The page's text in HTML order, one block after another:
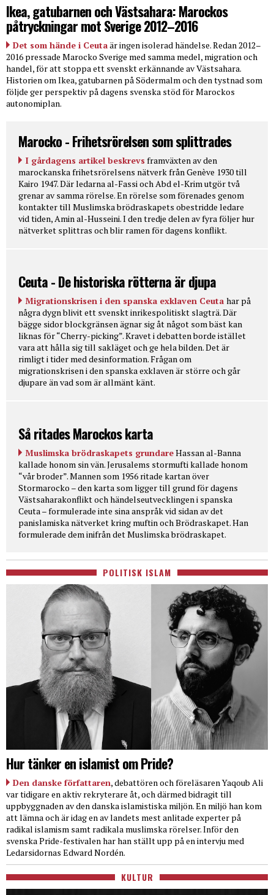
Ikea, gatubarnen och Västsahara: Marockos
påtryckningar mot Sverige 2012–2016
Det som hände i Ceutaär ingen isolerad händelse. Redan 2012–
2016 pressade Marocko Sverige med samma medel, migration och
handel, för att stoppa ett svenskt erkännande av Västsahara.
Historien om Ikea, gatubarnen på Södermalm och den tystnad som
följde ger perspektiv på dagens svenska stöd för Marockos
autonomiplan.
Marocko - Frihetsrörelsen som splittrades
I gårdagens artikel beskrevs framväxten av den
marockanska frihetsrörelsens nätverk från Genève 1930 till
Kairo 1947. Där ledarna al-Fassi och Abd el-Krim utgör två
grenar av samma rörelse. En rörelse som förenades genom
kontakter till Muslimska brödraskapets obestridde ledare
vid tiden, Amin al-Husseini. I den tredje delen av fyra följer hur
nätverket splittras och blir ramen för dagens konflikt.
Ceuta - De historiska rötterna är djupa
Migrationskrisen i den spanska exklaven Ceuta har på
några dygn blivit ett svenskt inrikespolitiskt slagträ. Där
bägge sidor blockgränsen ägnar sig åt något som bäst kan
liknas för “Cherry-picking”. Kravet i debatten borde istället
vara att hålla sig till sakläget och ge hela bilden. Det är
rimligt i tider med desinformation. Frågan om
migrationskrisen i den spanska exklaven är större och går
djupare än vad som är allmänt känt.
Så ritades Marockos karta
Muslimska brödraskapets grundareHassan al-Banna
kallade honom sin vän. Jerusalems stormufti kallade honom
“vår broder”. Mannen som 1956 ritade kartan över
Stormarocko – den karta som ligger till grund för dagens
Västsaharakonflikt och händelseutvecklingen i spanska
Ceuta – formulerade inte sina anspråk vid sidan av det
panislamiska nätverket kring muftin och Brödraskapet. Han
formulerade dem inifrån det Muslimska brödraskapet.
POLITISK ISLAM
Hur tänker en islamist om Pride?
Den danske författaren, debattören och föreläsaren Yaqoub Ali
var tidigare en aktiv rekryterare åt, och därmed bidragit till
uppbyggnaden av den danska islamistiska miljön. En miljö han kom
att lämna och är idag en av landets mest anlitade experter på
radikal islamism samt radikala muslimska rörelser. Inför den
svenska Pride-festivalen har han ställt upp på en intervju med
Ledarsidornas Edward Nordén.
KULTUR